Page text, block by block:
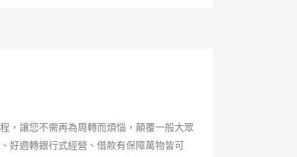
，讓您不需再為周轉而煩惱，顛覆一般大眾
好週轉銀行式經營、借款有保障萬物皆可